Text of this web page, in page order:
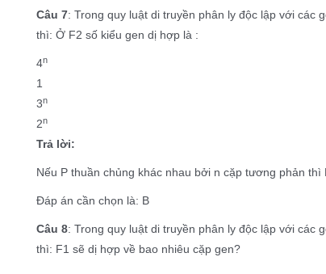
Câu 7: Trong quy luật di truyền phân ly độc lập với các
thì: Ở F2 số kiểu gen dị hợp là :
4n
1
3n
2n
Trả lời:
Nếu P thuần chủng khác nhau bởi n cặp tương phản
Đáp án cần chọn là: B
Câu 8: Trong quy luật di truyền phân ly độc lập với các
thì: F1 sẽ dị hợp về bao nhiêu cặp gen?